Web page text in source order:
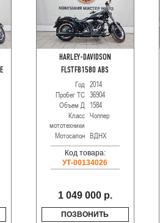
HARLEY-DAVIDSON
FLSTFB1580 ABS
Год 2014
Пробег ТС 36904
Объем Д
1584
Класс
мототехники
Чоппер
Мотосалон ВДНХ
Код товара:
УТ-00134026
1 049 000 р.
ПОЗВОНИТЬ